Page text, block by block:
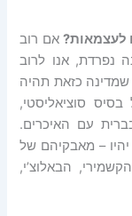
לעצמאות?אם רוב
נפרדת, אנו לרוב
שמדינה כזאת תהיה
סוציאליסטי,
עם האיכרים.
יהיו – מאבקיהם של
הבאלוצ’י,